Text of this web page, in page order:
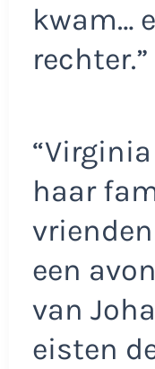
kwam…
rechter.”
haar
een
van
eisten